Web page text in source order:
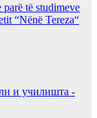
të studimeve
“Nënë Tereza“
и училишта -